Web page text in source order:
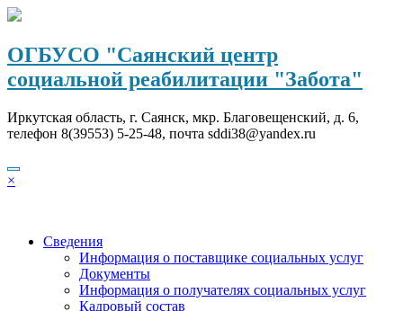
Перейти
содержимому
ОГБУСО "Саянский центр
социальной реабилитации "Забота"
Иркутская область, г. Саянск, мкр. Благовещенский, д. 6,
телефон 8(39553) 5-25-48, почта sddi38@yandex.ru
×
Сведения
Информация о поставщике социальных услуг
Документы
Информация о получателях социальных услуг
Кадровый состав